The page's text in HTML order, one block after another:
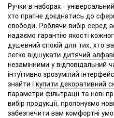
Ручки в наборах -
хто прагне доєднатись до
свободи. Роблячи вибір серед
надаємо гарантію якості
душевний спокій для тих, хто
легко відшукати дитячий
незамінними у відповідальний
інтуїтивно зрозумілий
знайти і купити декоративний
параметри фільтрації та нові
вибір продукції, пропонуємо
забезпечити вам комфортні